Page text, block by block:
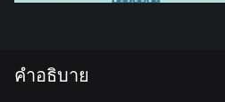
คำอธิบาย